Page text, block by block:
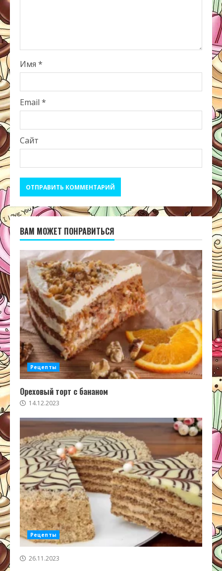
Имя *
Email *
Сайт
ВАМ МОЖЕТ ПОНРАВИТЬСЯ
Рецепты
Ореховый торт с бананом
14.12.2023
Рецепты
26.11.2023